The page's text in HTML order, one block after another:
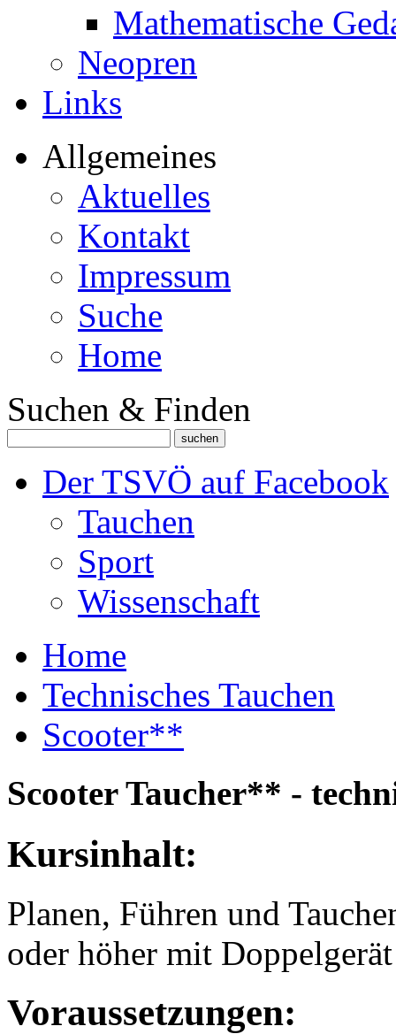
Mathematische
Neopren
Links
Allgemeines
Aktuelles
Kontakt
Impressum
Suche
Home
Suchen & Finden
Der TSVÖ auf Facebook
Tauchen
Sport
Wissenschaft
Home
Technisches Tauchen
Scooter**
Scooter Taucher** -
Kursinhalt:
Planen, Führen und
oder höher mit
Voraussetzungen: